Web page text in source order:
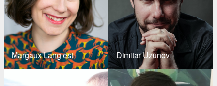
Margaux Langlest Dimitar Uzunov